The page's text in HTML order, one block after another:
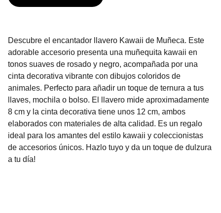
Descubre el encantador llavero Kawaii de Muñeca. Este
adorable accesorio presenta una muñequita kawaii en
tonos suaves de rosado y negro, acompañada por una
cinta decorativa vibrante con dibujos coloridos de
animales. Perfecto para añadir un toque de ternura a tus
llaves, mochila o bolso. El llavero mide aproximadamente
8 cm y la cinta decorativa tiene unos 12 cm, ambos
elaborados con materiales de alta calidad. Es un regalo
ideal para los amantes del estilo kawaii y coleccionistas
de accesorios únicos. Hazlo tuyo y da un toque de dulzura
a tu día!